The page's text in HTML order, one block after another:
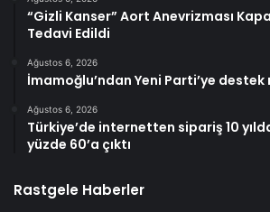
“Gizli Kanser” Aort Anevrizması
Tedavi Edildi
Ağustos 6, 2026
İmamoğlu’ndan Yeni Parti’ye destek
Ağustos 6, 2026
Türkiye’de internetten sipariş 10
yüzde 60’a çıktı
Rastgele Haberler